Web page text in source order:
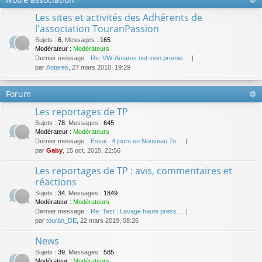
Les sites et activités des Adhérents de
l'association TouranPassion
Sujets : 6 Messages : 165
Modérateur : Modérateurs
Dernier message : Re: VW-Antares.net mon premie…
par Antares , 27 mars 2010, 19:29
Forum
Les reportages de TP
Sujets : 78 Messages : 645
Modérateur : Modérateurs
Dernier message : Essai : 4 jours en Nouveau To…
par Gaby , 15 oct. 2015, 22:56
Les reportages de TP : avis, commentaires et
réactions
Sujets : 34 Messages : 1849
Modérateur : Modérateurs
Dernier message : Re: Test : Lavage haute press…
par touran_DE , 22 mars 2019, 08:26
News
Sujets : 39 Messages : 585